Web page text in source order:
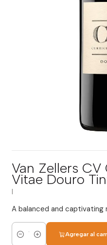
Van Zellers
Vitae Douro
A balanced and captivating
Cantidad
Agregar al